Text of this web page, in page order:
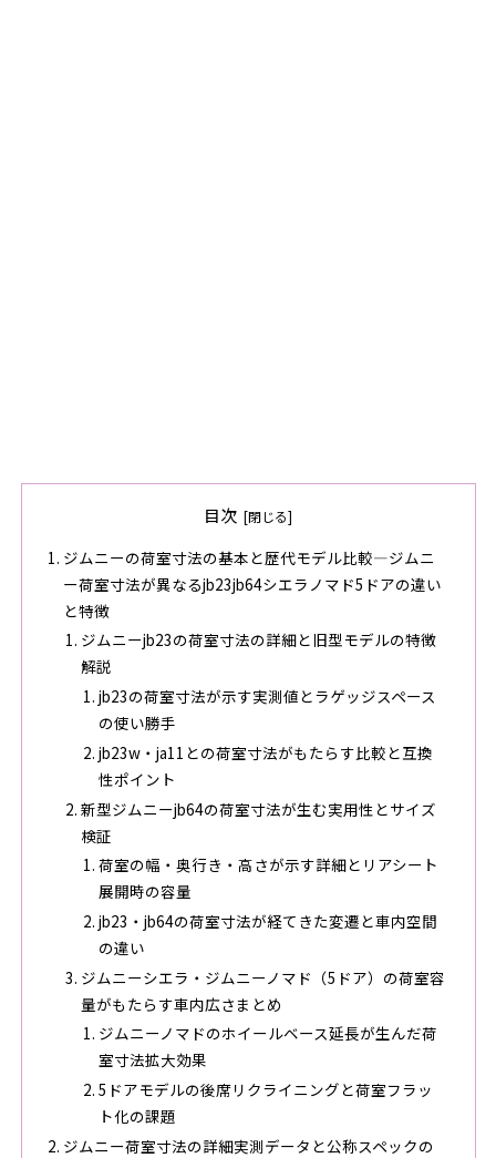
目次
ジムニーの荷室寸法の基本と歴代モデル比較―ジムニ
ー荷室寸法が異なるjb23jb64シエラノマド5ドアの違い
と特徴
ジムニーjb23の荷室寸法の詳細と旧型モデルの特徴
解説
jb23の荷室寸法が示す実測値とラゲッジスペース
の使い勝手
jb23w・ja11との荷室寸法がもたらす比較と互換
性ポイント
新型ジムニーjb64の荷室寸法が生む実用性とサイズ
検証
荷室の幅・奥行き・高さが示す詳細とリアシート
展開時の容量
jb23・jb64の荷室寸法が経てきた変遷と車内空間
の違い
ジムニーシエラ・ジムニーノマド（5ドア）の荷室容
量がもたらす車内広さまとめ
ジムニーノマドのホイールベース延長が生んだ荷
室寸法拡大効果
5ドアモデルの後席リクライニングと荷室フラッ
ト化の課題
ジムニー荷室寸法の詳細実測データと公称スペックの